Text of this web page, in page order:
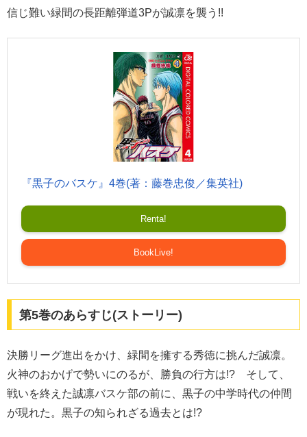
信じ難い緑間の長距離弾道3Pが誠凛を襲う!!
『黒子のバスケ』4巻(著：藤巻忠俊／集英社)
Renta!
BookLive!
第5巻のあらすじ(ストーリー)
決勝リーグ進出をかけ、緑間を擁する秀徳に挑んだ誠凛。
火神のおかげで勢いにのるが、勝負の行方は!? そして、
戦いを終えた誠凛バスケ部の前に、黒子の中学時代の仲間
が現れた。黒子の知られざる過去とは!?